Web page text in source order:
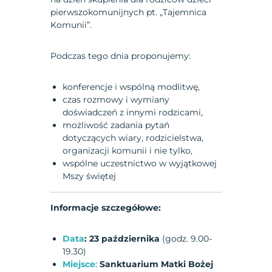
pierwszokomunijnych pt. „Tajemnica
Komunii”.
Podczas tego dnia proponujemy:
konferencje i wspólną modlitwę,
czas rozmowy i wymiany
doświadczeń z innymi rodzicami,
możliwość zadania pytań
dotyczących wiary, rodzicielstwa,
organizacji komunii i nie tylko,
wspólne uczestnictwo w wyjątkowej
Mszy świętej
Informacje szczegółowe:
Data: 23 października (godz. 9.00-
19.30)
Miejsce:Sanktuarium Matki Bożej